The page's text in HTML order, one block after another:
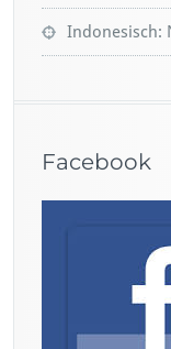
Indonesisch:
Facebook